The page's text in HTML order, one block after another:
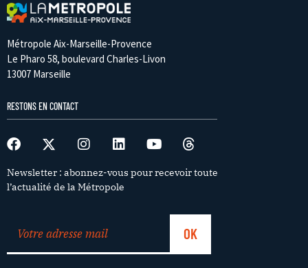
Métropole Aix-Marseille-Provence
Le Pharo 58, boulevard Charles-Livon
13007 Marseille
RESTONS EN CONTACT
Newsletter : abonnez-vous pour recevoir toute
l’actualité de la Métropole